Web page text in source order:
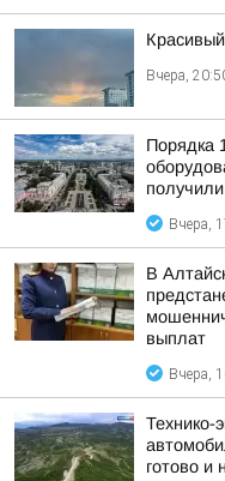
Вчера,
Порядка
Вчера,
В
выплат
Вчера,
Технико-
готово и